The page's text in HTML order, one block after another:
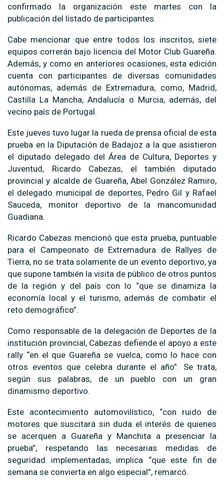
confirmado la organización este martes con la
publicación del listado de participantes.
Cabe mencionar que entre todos los inscritos, siete
equipos correrán bajo licencia del Motor Club Guareña.
Además, y como en anteriores ocasiones, esta edición
cuenta con participantes de diversas comunidades
autónomas, además de Extremadura, como, Madrid,
Castilla La Mancha, Andalucía o Murcia, además, del
vecino país de Portugal.
Este jueves tuvo lugar la rueda de prensa oficial de esta
prueba en la Diputación de Badajoz a la que asistieron
el diputado delegado del Área de Cultura, Deportes y
Juventud, Ricardo Cabezas, el también diputado
provincial y alcalde de Guareña, Abel González Ramiro,
el delegado municipal de deportes, Pedro Gil y Rafael
Sauceda, monitor deportivo de la mancomunidad
Guadiana.
Ricardo Cabezas mencionó que esta prueba, puntuable
para el Campeonato de Extremadura de Rallyes de
Tierra, no se trata solamente de un evento deportivo, ya
que supone también la visita de público de otros puntos
de la región y del país con lo “que se dinamiza la
economía local y el turismo, además de combatir el
reto demográfico”.
Como responsable de la delegación de Deportes de la
institución provincial, Cabezas defiende el apoyo a este
rally “en el que Guareña se vuelca, como lo hace con
otros eventos que celebra durante el año”. Se trata,
según sus palabras, de un pueblo con un gran
dinamismo deportivo.
Este acontecimiento automovilístico, “con ruido de
motores que suscitará sin duda el interés de quienes
se acerquen a Guareña y Manchita a presenciar la
prueba”, respetando las necesarias medidas de
seguridad implementadas, implica “que este fin de
semana se convierta en algo especial”, remarcó.